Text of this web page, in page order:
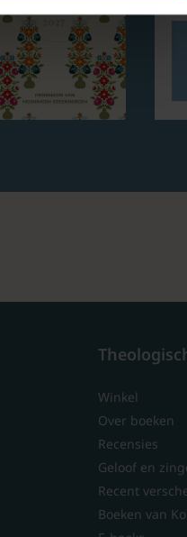
Winkel
Over boeken
Recensies
Geloof en
Recent
Boeken van